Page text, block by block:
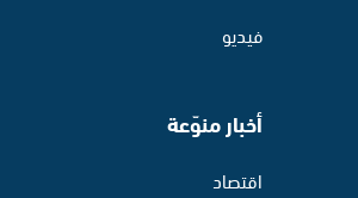
فيديو
أخبار منوّعة
اقتصاد